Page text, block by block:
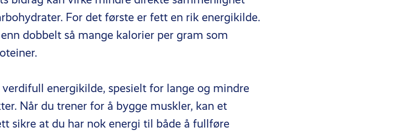
For det første er fett en rik energikilde.
dobbelt så mange kalorier per gram som
energikilde, spesielt for lange og mindre
Når du trener for å bygge muskler, kan et
sikre at du har nok energi til både å fullføre